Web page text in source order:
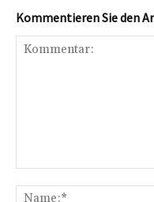
Kommentieren Sie den